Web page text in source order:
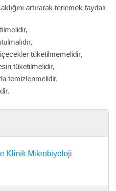
artırarak terlemek faydalı
tüketilmemelidir,
tüketilmelidir,
temizlenmelidir,
Klinik Mikrobiyoloji